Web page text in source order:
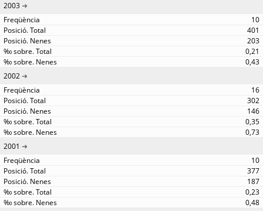
2003
10
401
203
0,21
0,43
2002
16
302
146
0,35
0,73
2001
10
377
187
0,23
0,48